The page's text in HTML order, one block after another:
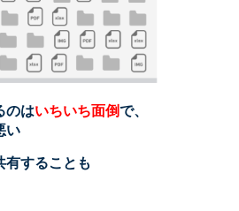
のはいちいち面倒で、
い
有することも